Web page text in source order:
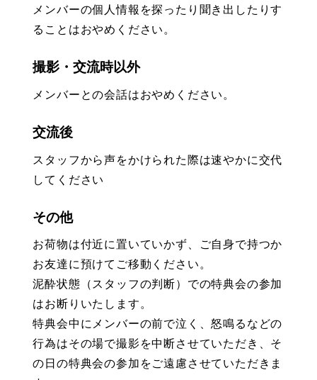
メンバーの個人情報を探ったり聞き出したりす
ることはおやめください。
撮影・交流時以外
メンバーとの会話はおやめください。
交流後
スタッフから声をかけられた際は速やかに交代
してください
その他
お荷物は付近に置いていかず、ご自身で持つか
お友達に預けてご移動ください。
泥酔状態（スタッフの判断）での特典会の参加
はお断りいたします。
特典会中にメンバーの前で泣く、怒鳴るなどの
行為はその場で撮影を中断させていただき、そ
の日の特典会の参加をご遠慮させていただきま